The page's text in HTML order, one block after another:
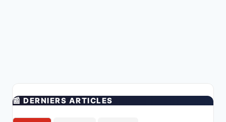
📰 DERNIERS ARTICLES